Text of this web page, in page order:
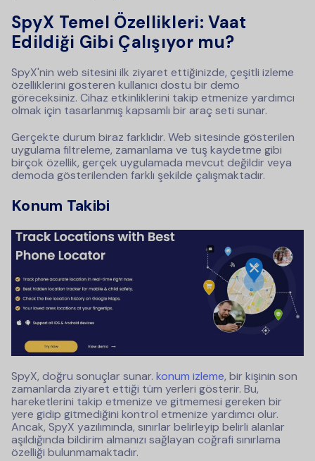
SpyX Temel Özellikleri: Vaat
Edildiği Gibi Çalışıyor mu?
SpyX'nin web sitesini ilk ziyaret ettiğinizde, çeşitli izleme
özelliklerini gösteren kullanıcı dostu bir demo
göreceksiniz. Cihaz etkinliklerini takip etmenize yardımcı
olmak için tasarlanmış kapsamlı bir araç seti sunar.
Gerçekte durum biraz farklıdır. Web sitesinde gösterilen
uygulama filtreleme, zamanlama ve tuş kaydetme gibi
birçok özellik, gerçek uygulamada mevcut değildir veya
demoda gösterilenden farklı şekilde çalışmaktadır.
Konum Takibi
SpyX, doğru sonuçlar sunar. konum izleme, bir kişinin son
zamanlarda ziyaret ettiği tüm yerleri gösterir. Bu,
hareketlerini takip etmenize ve gitmemesi gereken bir
yere gidip gitmediğini kontrol etmenize yardımcı olur.
Ancak, SpyX yazılımında, sınırlar belirleyip belirli alanlar
aşıldığında bildirim almanızı sağlayan coğrafi sınırlama
özelliği bulunmamaktadır.